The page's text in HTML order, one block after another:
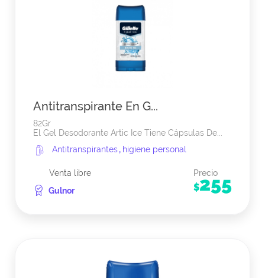
Antitranspirante En G...
82Gr
El Gel Desodorante Artic Ice Tiene Cápsulas De...
Antitranspirantes, higiene personal
Venta libre
Gulnor
Precio
$255